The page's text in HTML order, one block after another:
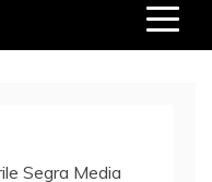
Segra Media